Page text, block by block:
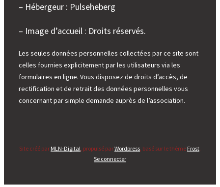
– Hébergeur : Pulseheberg
– Image d’accueil : Droits réservés.
Les seules données personnelles collectées par ce site sont
celles fournies explicitement par les utilisateurs via les
formulaires en ligne. Vous disposez de droits d’accès, de
rectification et de retrait des données personnelles vous
concernant par simple demande auprès de l’association.
Site créé par MLN-Digital, propulsé parWordpress, basé sur le thème Frost.
Se connecter